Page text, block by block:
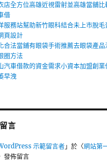
店全方位高雄近視雷射並高雄當舖比
借
服務站幫助新竹眼科結合未上市脫毛
頁設計
合法當鋪有眼袋手術推薦去眼袋產品
圈方法
汽車借款的資金需求小資本加盟創業
早洩
言
示範留言者」於〈網站第
發佈留言